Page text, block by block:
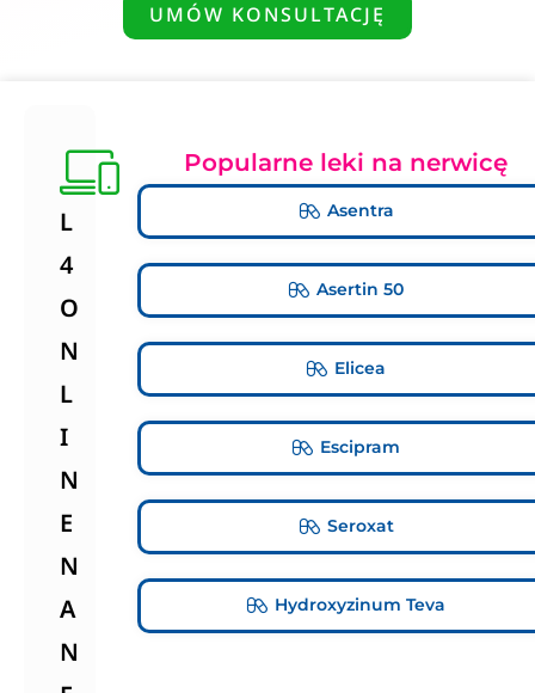
UMÓW KONSULTACJĘ
L
4
O
N
L
I
N
E
N
A
N
Popularne leki na nerwicę
Asentra
Asertin 50
Elicea
Escipram
Seroxat
Hydroxyzinum Teva